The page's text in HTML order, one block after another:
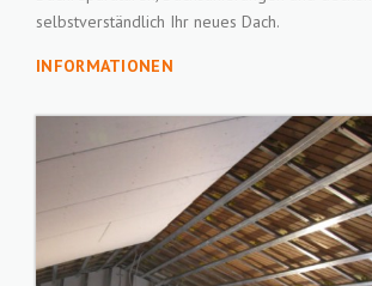
selbstverständlich Ihr neues Dach.
INFORMATIONEN